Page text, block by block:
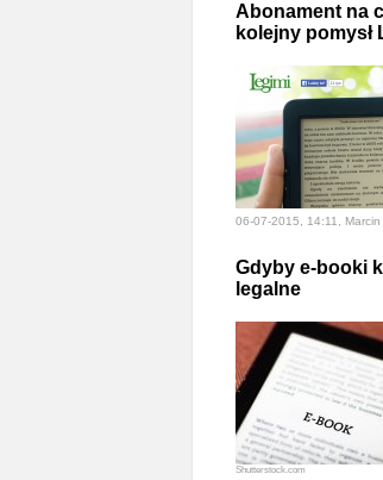
Abonament na
kolejny pomysł
06-07-2015, 14:11, Marcin
Gdyby e-booki
legalne
Shutterstock.com